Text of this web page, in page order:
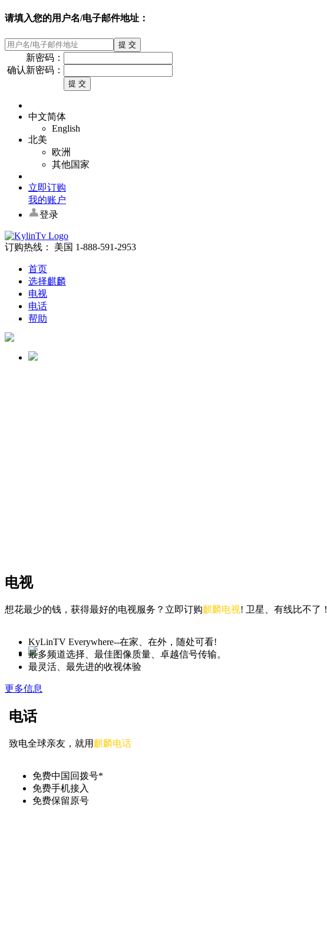
请填入您的用户名/电子邮件地址：
新密码：
确认新密码：
中文简体
English
北美
欧洲
其他国家
立即订购
我的账户
登录
订购热线： 美国 1-888-591-2953
首页
选择麒麟
电视
电话
帮助
电视
想花最少的钱，获得最好的电视服务？立即订购麒麟电视! 卫星、有线比不了！
KyLinTV Everywhere--在家、在外，随处可看!
最多频道选择、最佳图像质量、卓越信号传输。
最灵活、最先进的收视体验
更多信息
电话
致电全球亲友，就用 麒麟电话
免费中国回拨号*
免费手机接入
免费保留原号